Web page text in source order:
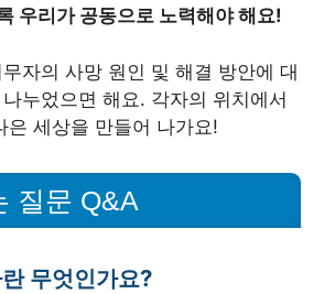
우리가 공동으로 노력해야 해요!
자의 사망 원인 및 해결 방안에 대
누었으면 해요. 각자의 위치에서
은 세상을 만들어 나가요!
질문 Q&A
무엇인가요?